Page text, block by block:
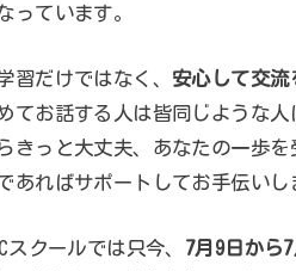
っています。
習だけではなく、 安心して交流
てお話する人は皆同じような
きっと大丈夫、あなたの一歩
あればサポートしてお手伝いし
クールでは只今、 7月9日から